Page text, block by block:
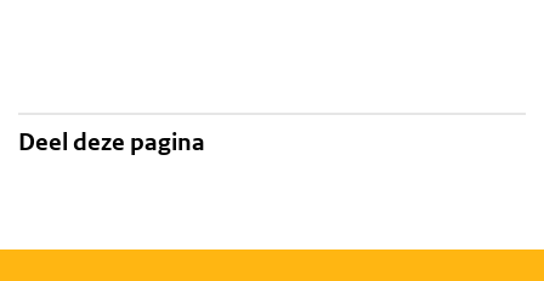
Deel deze pagina